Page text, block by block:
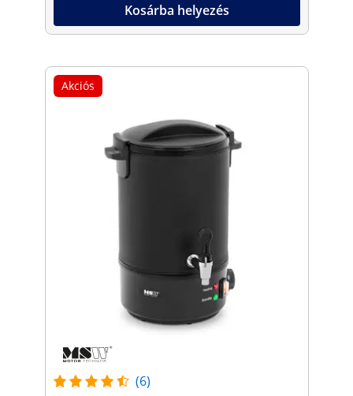
Kosárba helyezés
Akciós
(6)